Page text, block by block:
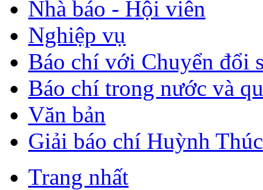
Nhà báo - Hội viên
Nghiệp vụ
Báo chí với Chuyển đổi
Báo chí trong nước và
Văn bản
Giải báo chí Huỳnh
Trang nhất